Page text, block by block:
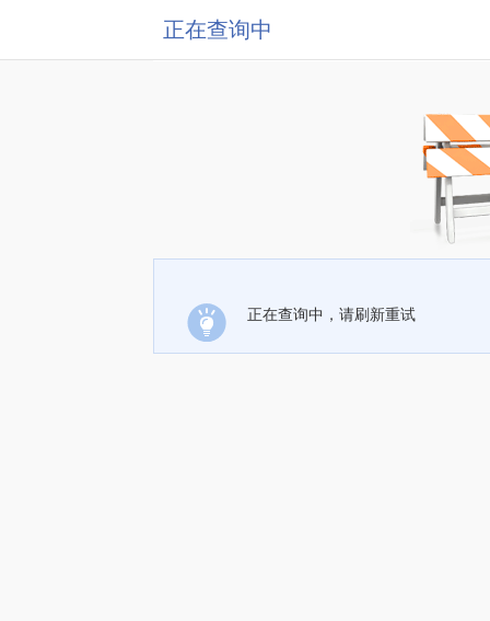
正在查询中
正在查询中，请刷新重试